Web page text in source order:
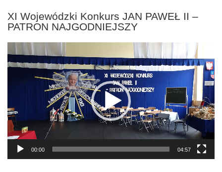
XI Wojewódzki Konkurs JAN PAWEŁ II –
PATRON NAJGODNIEJSZY
Odtwarzacz
video
00:00 04:57